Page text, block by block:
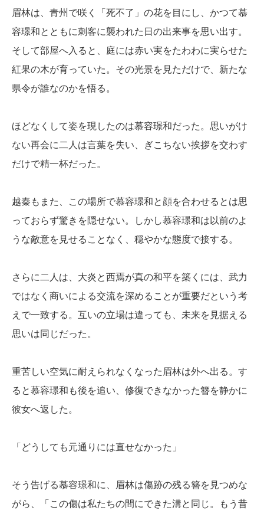
眉林は、青州で咲く「死不了」の花を目にし、かつて慕
容璟和とともに刺客に襲われた日の出来事を思い出す。
そして部屋へ入ると、庭には赤い実をたわわに実らせた
紅果の木が育っていた。その光景を見ただけで、新たな
県令が誰なのかを悟る。
ほどなくして姿を現したのは慕容璟和だった。思いがけ
ない再会に二人は言葉を失い、ぎこちない挨拶を交わす
だけで精一杯だった。
越秦もまた、この場所で慕容璟和と顔を合わせるとは思
っておらず驚きを隠せない。しかし慕容璟和は以前のよ
うな敵意を見せることなく、穏やかな態度で接する。
さらに二人は、大炎と西焉が真の和平を築くには、武力
ではなく商いによる交流を深めることが重要だという考
えで一致する。互いの立場は違っても、未来を見据える
思いは同じだった。
重苦しい空気に耐えられなくなった眉林は外へ出る。す
ると慕容璟和も後を追い、修復できなかった簪を静かに
彼女へ返した。
「どうしても元通りには直せなかった」
そう告げる慕容璟和に、眉林は傷跡の残る簪を見つめな
がら、「この傷は私たちの間にできた溝と同じ。もう昔